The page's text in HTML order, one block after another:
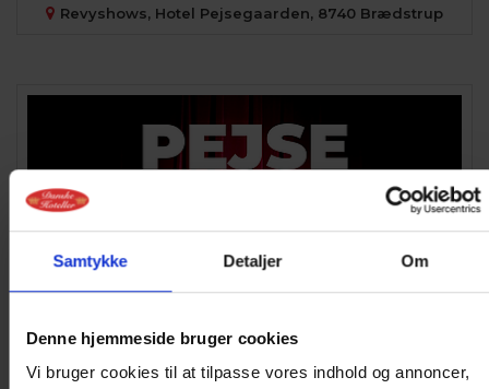
Samtykke Detaljer Om
Denne hjemmeside bruger cookies
Vi bruger cookies til at tilpasse vores indhold og annoncer,
Revyshows, Hotel Pejsegaarden, 8740 Brædstrup
Torsdag d. 01. oktober 2026 kl. 15:00